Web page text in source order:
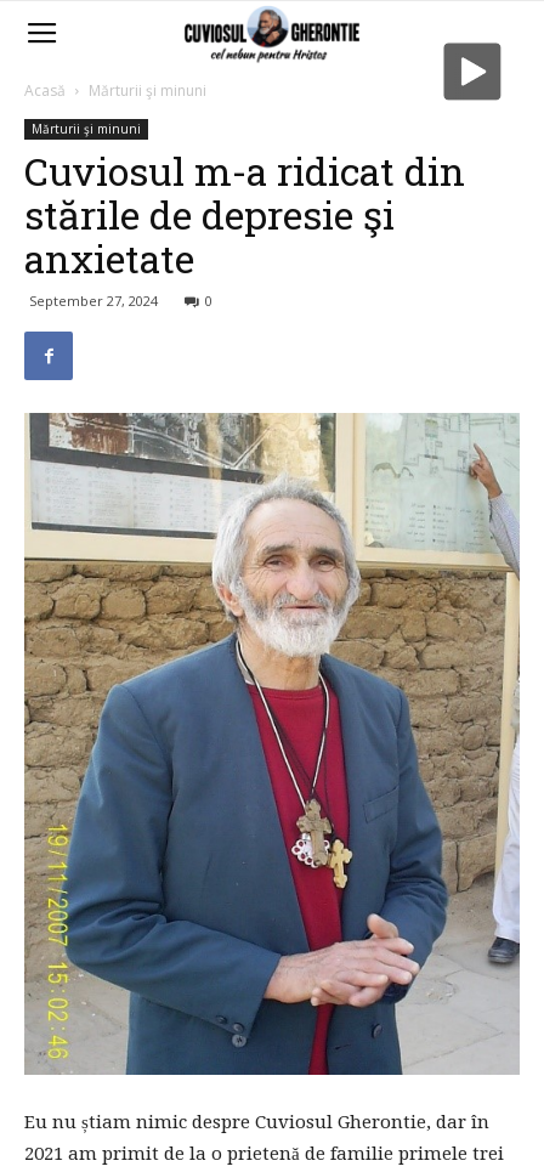
Acasă Mărturii şi minuni
Mărturii şi minuni
Cuviosul m-a ridicat din
stările de depresie şi
anxietate
September 27, 2024 0
Eu nu știam nimic despre Cuviosul Gherontie, dar în
2021 am primit de la o prietenă de familie primele trei